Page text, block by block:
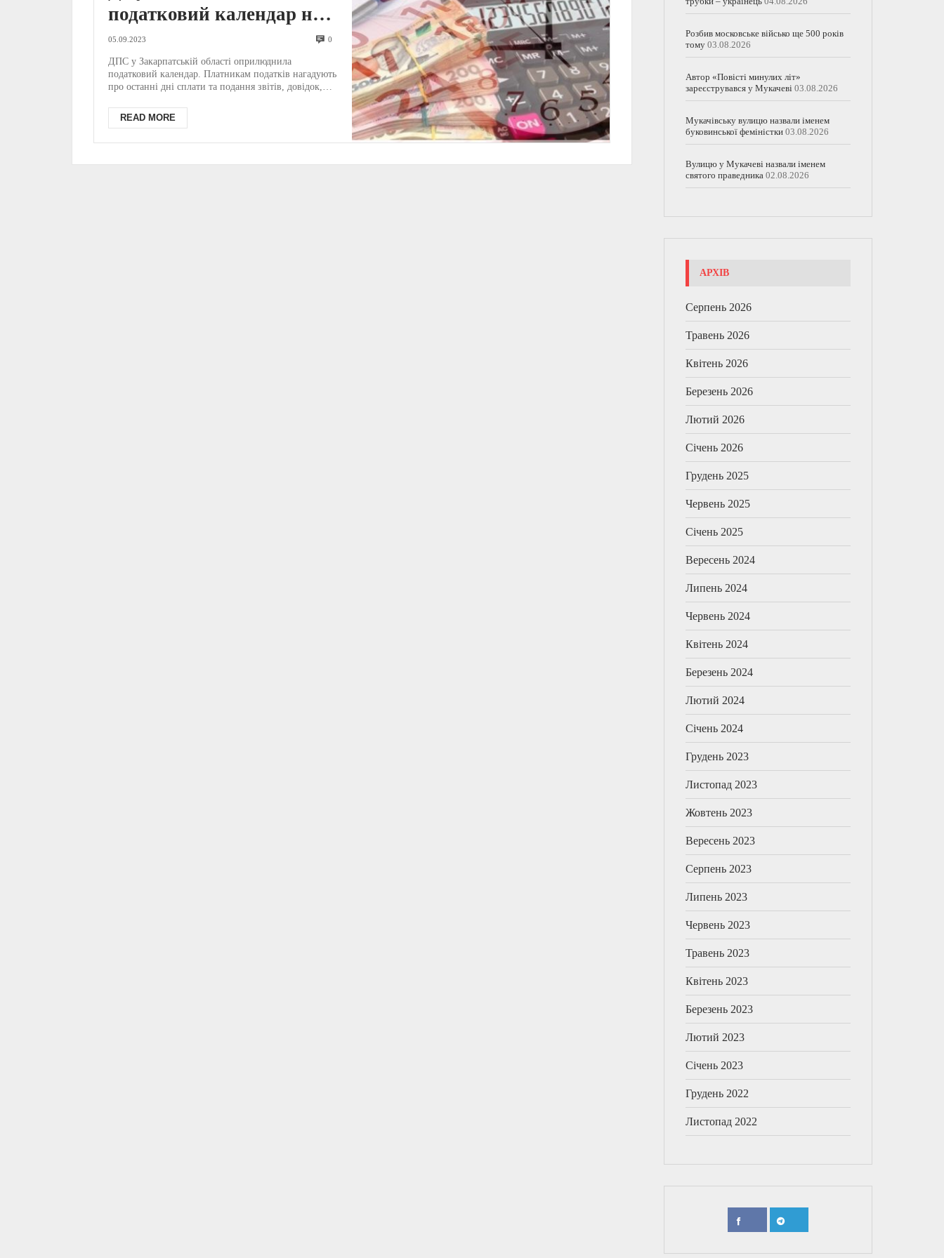
податковий календар на
вересень 2023 року
05.09.2023 0
ДПС у Закарпатській області оприлюднила
податковий календар. Платникам податків нагадують
про останні дні сплати та подання звітів, довідок,
READ MORE
Розбив московське військо ще 500 років
тому 03.08.2026
Автор «Повісті минулих літ»
зареєструвався у Мукачеві 03.08.2026
Мукачівську вулицю назвали іменем
буковинської феміністки 03.08.2026
Вулицю у Мукачеві назвали іменем
святого праведника 02.08.2026
АРХІВ
Серпень 2026
Травень 2026
Квітень 2026
Березень 2026
Лютий 2026
Січень 2026
Грудень 2025
Червень 2025
Січень 2025
Вересень 2024
Липень 2024
Червень 2024
Квітень 2024
Березень 2024
Лютий 2024
Січень 2024
Грудень 2023
Листопад 2023
Жовтень 2023
Вересень 2023
Серпень 2023
Липень 2023
Червень 2023
Травень 2023
Квітень 2023
Березень 2023
Лютий 2023
Січень 2023
Грудень 2022
Листопад 2022